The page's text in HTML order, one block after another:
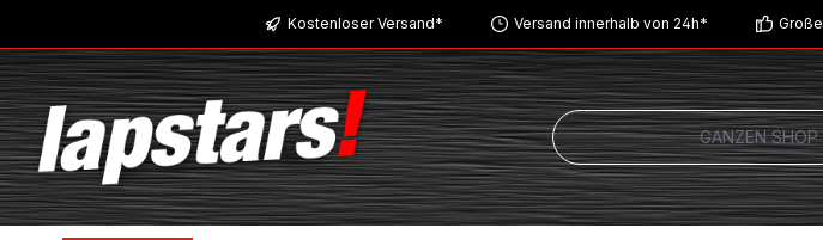
Zur Hauptnavigation springenKostenloser Versand* Versand innerhalb von 24h*